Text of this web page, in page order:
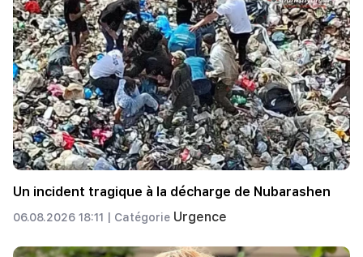
Un incident tragique à la décharge de Nubarashen
06.08.2026 18:11 | Catégorie Urgence